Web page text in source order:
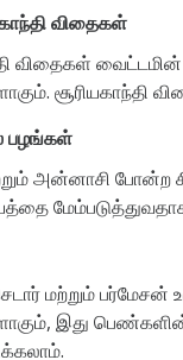
விதைகள்
விதைகள்
சூரியகாந்தி
பழங்கள்
அன்னாசி போன்ற
மேம்படுத்துவதாக
மற்றும் பர்மேசன்
இது பெண்களின்